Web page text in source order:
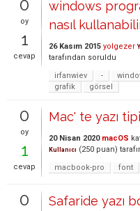
0
oy
1
cevap
windows
nasıl
26 Kasım 2015 yolgezer
tarafından soruldu
irfanwiev
-
grafik
görsel
0
oy
1
cevap
Mac' te yazı
20 Nisan 2020 macOS
Kullanıcı (250 puan)
macbook-pro
font
0
Safaride yazı